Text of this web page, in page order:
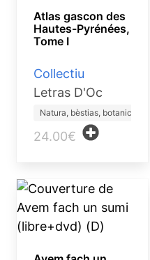
Atlas gascon des
Hautes-Pyrénées,
Tome I
Collectiu
Letras D'Oc
Natura, bèstias, botanica
24.00€